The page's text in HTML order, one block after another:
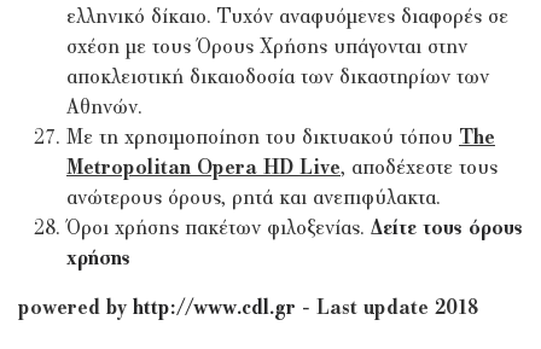
ελληνικό δίκαιο. Τυχόν αναφυόμενες διαφορές σε
σχέση με τους Όρους Χρήσης υπάγονται στην
αποκλειστική δικαιοδοσία των δικαστηρίων των
Αθηνών.
Με τη χρησιμοποίηση του δικτυακού τόπου The
Metropolitan Opera HD Live, αποδέχεστε τους
ανώτερους όρους, ρητά και ανεπιφύλακτα.
Όροι χρήσης πακέτων φιλοξενίας. Δείτε τους όρους
χρήσης
powered by http://www.cdl.gr - Last update 2018